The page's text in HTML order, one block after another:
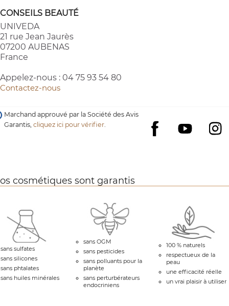
CONSEILS BEAUTÉ
UNIVEDA
21 rue Jean Jaurès
07200 AUBENAS
France
Appelez-nous : 04 75 93 54 80
Contactez-nous
Facebook
YouTube
Marchand approuvé par la Société des Avis
Garantis,cliquez ici pour vérifier.
cosmétiques sont garantis
sans sulfates
sans silicones
sans phtalates
sans huiles minérales
sans OGM
sans pesticides
sans polluants pour la
planète
sans perturbérateurs
endocriniens
100 % naturels
respectueux de la
peau
une efficacité réelle
un vrai plaisir à utiliser